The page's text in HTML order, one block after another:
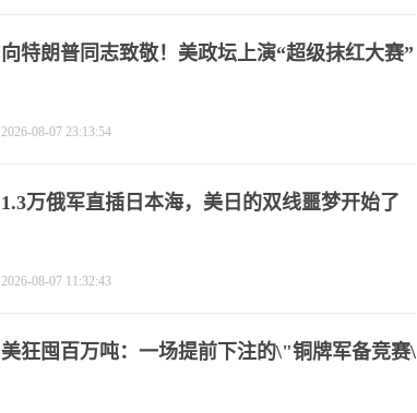
向特朗普同志致敬！美政坛上演“超级抹红大赛”
2026-08-07 23:13:54
1.3万俄军直插日本海，美日的双线噩梦开始了
2026-08-07 11:32:43
美狂囤百万吨：一场提前下注的\"铜牌军备竞赛\"